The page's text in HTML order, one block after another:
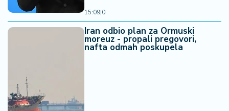
15:09|0
Iran odbio plan za Ormuski
moreuz - propali pregovori,
nafta odmah poskupela